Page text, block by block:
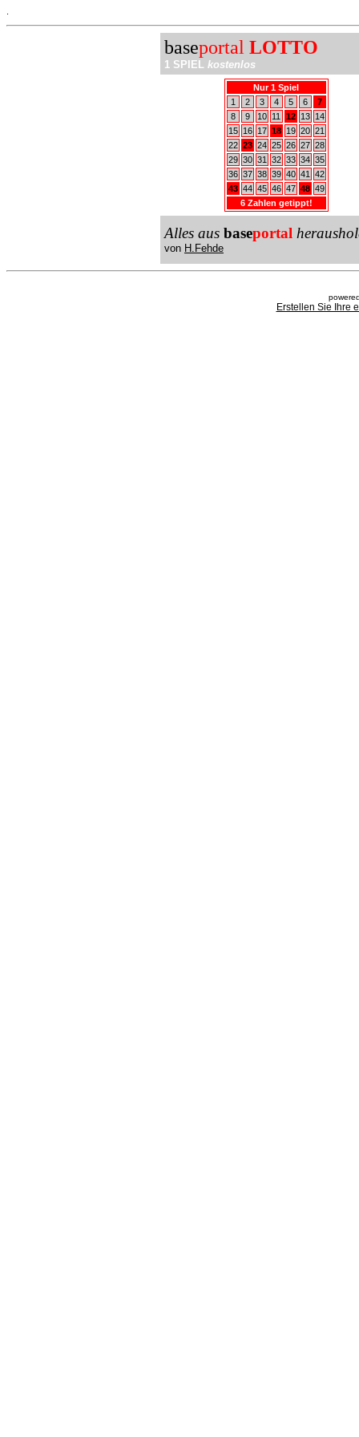
baseportal LOTTO
1 SPIEL kostenlos
Nur 1 Spiel
1
2 3 4 5 6
7
8
9 10 11 12 13
14
15
16 17 18 19 20 21
22 23 24 25 26 27 28
29 30 31 32 33 34 35
36 37 38 39 40 41
42
43 44 45 46 47 48 49
6 Zahlen getippt!
Alles aus baseportal
von H.Fehde
Erstellen Sie Ihre